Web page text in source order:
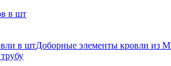
в шт
в штДоборные элементы кровли из